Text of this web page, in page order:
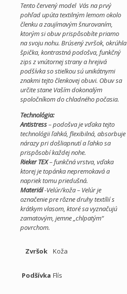
Tento červený model Vás na prvý
pohľad upúta textilným lemom okolo
členku a zaujímavým šnurovaním,
ktorým si obuv prispôsobíte priamo
na svoju nohu. Brúsený zvršok, okrúhla
špička, kontrastná podošva, funkčný
zips z vnútornej strany a hrejivá
podšívka so stielkou sú unikátnymi
znakmi tejto členkovej obuvi. Obuv sa
určite stane Vaším dokonalým
spoločníkom do chladného počasia.
Technológia:
Antistress– podošva je vďaka tejto
technológii ľahká, flexibilná, absorbuje
nárazy pri došliapnutí a ľahko sa
prispôsobí každej nohe.
Rieker TEX– funkčná vrstva, vďaka
ktorej je topánka nepremokavá a
napriek tomu priedušná.
Materiál-Velúr/koža – Velúr je
označenie pre rôzne druhy textílií s
krátkym vlasom, ktoré sa vyznačujú
zamatovým, jemne „chlpatým“
povrchom.
Zvršok Koža
Podšívka Flís